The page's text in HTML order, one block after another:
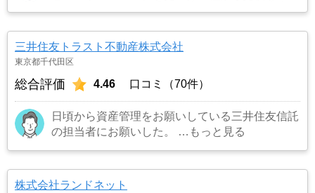
者がいると連絡を受け売却が決まったため。
もっと見る
三井住友トラスト不動産株式会社
東京都千代田区
総合評価 4.46 口コミ（70件）
日頃から資産管理をお願いしている三井住友信託
の担当者にお願いした。
…もっと見る
株式会社ランドネット